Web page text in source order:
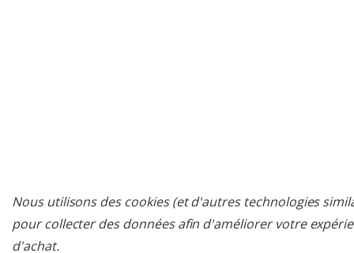
Nous utilisons des cookies (et d'autres technologies
pour collecter des données afin d'améliorer votre
d'achat.